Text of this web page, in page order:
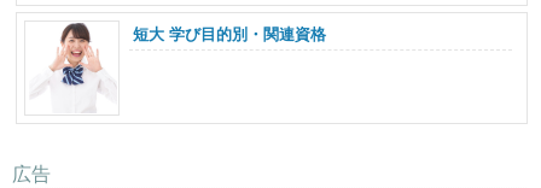
短大 学び目的別・関連資格
広告